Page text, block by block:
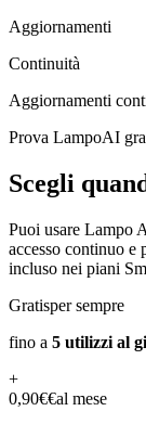
Aggiornamenti
Continuità
Aggiornamenti
Prova LampoAI
Scegli
Puoi usare Lampo
accesso continuo e
incluso nei piani
Gratisper sempre
fino a 5 utilizzi al
+
0,90€€al mese